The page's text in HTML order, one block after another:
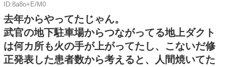
ID:8a8o+E/M0
去年からやってたじゃん。
武官の地下駐車場からつながってる地上ダクト
は何カ所も火の手が上がってたし、こないだ修
正発表した患者数から考えると、人間焼いてた